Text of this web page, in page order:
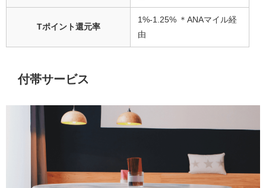
Tポイント還元率
1%-1.25% ＊ANAマイル経
由
付帯サービス